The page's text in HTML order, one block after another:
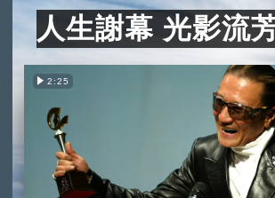
人生謝幕 光影流
2:25